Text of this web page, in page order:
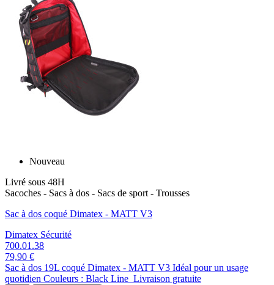
Nouveau
Livré sous 48H
Sacoches - Sacs à dos - Sacs de sport - Trousses
Sac à dos coqué Dimatex - MATT V3
Dimatex Sécurité
700.01.38
79,90 €
Sac à dos 19L coqué Dimatex - MATT V3 Idéal pour un usage
quotidien Couleurs : Black Line Livraison gratuite